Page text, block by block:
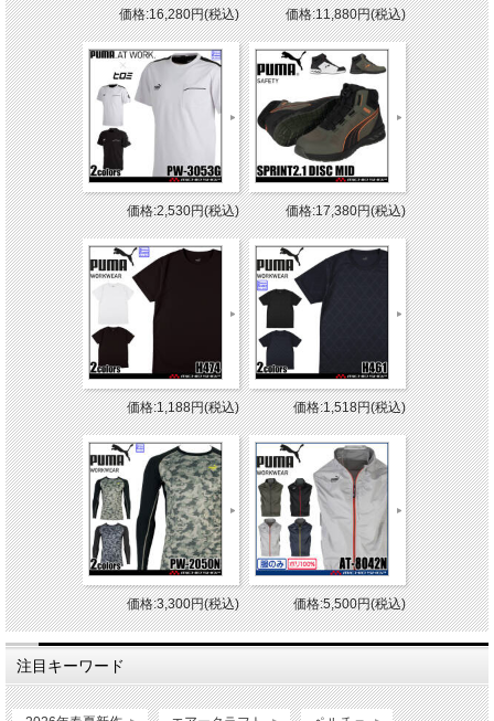
価格:16,280円(税込) 価格:11,880円(税込)
価格:2,530円(税込) 価格:17,380円(税込)
価格:1,188円(税込) 価格:1,518円(税込)
価格:3,300円(税込) 価格:5,500円(税込)
注目キーワード